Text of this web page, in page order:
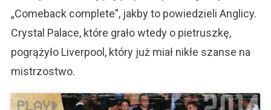
„Comeback complete”, jakby to powiedzieli Anglicy.
Crystal Palace, które grało wtedy o pietruszkę,
pogrążyło Liverpool, który już miał nikłe szanse na
mistrzostwo.